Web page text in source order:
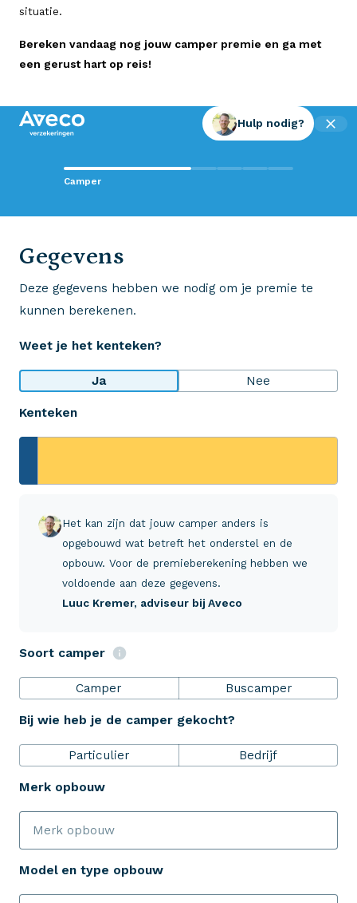
situatie.
Bereken vandaag nog jouw camper premie en ga met
een gerust hart op reis!
Camper
Hulp nodig?
Gegevens
Deze gegevens hebben we nodig om je premie te
kunnen berekenen.
Weet je het kenteken?
Ja Nee
Kenteken
Het kan zijn dat jouw camper anders is
opgebouwd wat betreft het onderstel en de
opbouw. Voor de premieberekening hebben we
voldoende aan deze gegevens.
Luuc Kremer, adviseur bij Aveco
Soort camper
Camper Buscamper
Bij wie heb je de camper gekocht?
Particulier Bedrijf
Merk opbouw
Model en type opbouw
Contact met Aveco?
Wij staan voor je klaar!
Wij krijgen een 8,5!
Op basis van ruim 3.000 reviews
Bekijk wat anderen over ons zeggen
+31 (0)523 - 20 80 30
Verzekeringen
ZekerheidsPakket
Over Aveco
Bereken je premie
Schade melden